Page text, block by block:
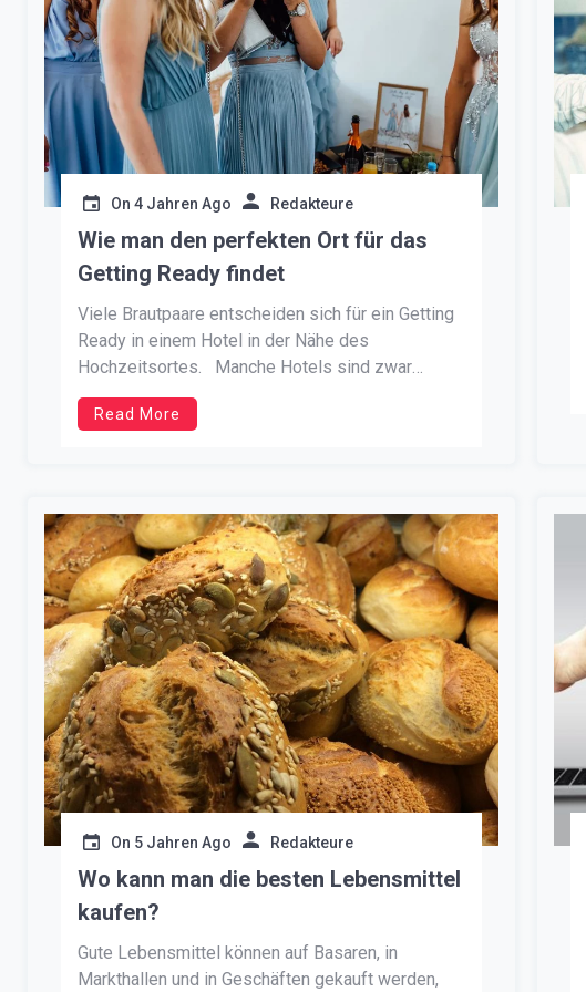
On 4 Jahren Ago Redakteure
Wie man den perfekten Ort für das
Getting Ready findet
Viele Brautpaare entscheiden sich für ein Getting
Ready in einem Hotel in der Nähe des
Hochzeitsortes. Manche Hotels sind zwar
wunderschön, aber viele zwingen Sie und Ihre
Brautjungfern in winzige Zimmer mit wenigen
Read More
On 5 Jahren Ago Redakteure
Wo kann man die besten Lebensmittel
kaufen?
Gute Lebensmittel können auf Basaren, in
Markthallen und in Geschäften gekauft werden,